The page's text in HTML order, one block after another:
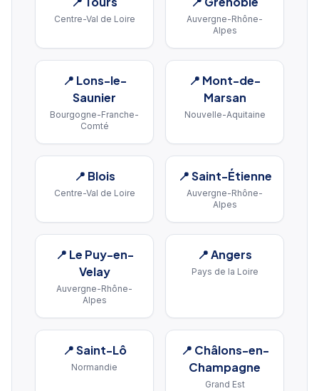
Centre-Val de Loire
Auvergne-Rhône-
Alpes
📍 Lons-le-
Saunier
Bourgogne-Franche-
Comté
📍 Mont-de-
Marsan
Nouvelle-Aquitaine
📍 Blois
Centre-Val de Loire
📍Saint-Étienne
Auvergne-Rhône-
Alpes
📍 Le Puy-en-
Velay
Auvergne-Rhône-
Alpes
📍Angers
Pays de la Loire
📍Saint-Lô
Normandie
📍 Châlons-en-
Champagne
Grand Est